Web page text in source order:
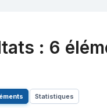
: 6
Statistiques